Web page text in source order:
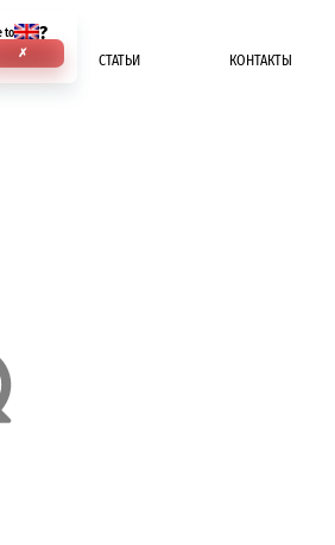
to ?
✗ СТАТЬИ КОНТАКТЫ